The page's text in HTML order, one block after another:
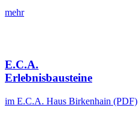
mehr
E.C.A.
Erlebnisbausteine
im E.C.A. Haus Birkenhain (PDF)